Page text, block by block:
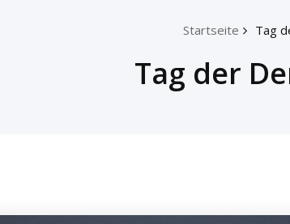
Startseite Tag
Tag der